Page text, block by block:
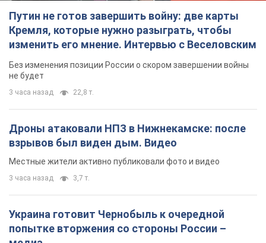
Путин не готов завершить войну: две карты
Кремля, которые нужно разыграть, чтобы
изменить его мнение. Интервью с Веселовским
Без изменения позиции России о скором завершении войны
не будет
3 часа назад 22,8 т.
Дроны атаковали НПЗ в Нижнекамске: после
взрывов был виден дым. Видео
Местные жители активно публиковали фото и видео
3 часа назад 3,7 т.
Украина готовит Чернобыль к очередной
попытке вторжения со стороны России –